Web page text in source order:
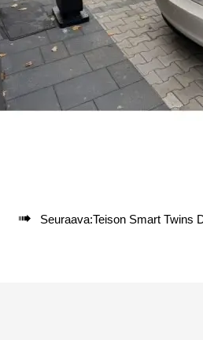
 Seuraava:Teison Smart Twins Dual